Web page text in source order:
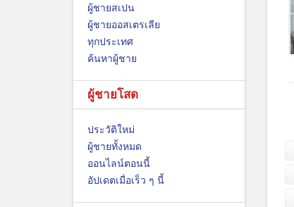
ผู้ชายสเปน
ผู้ชายออสเตรเลีย
ทุกประเทศ
ค้นหาผู้ชาย
ผู้ชายโสด
ประวัติใหม่
ผู้ชายทั้งหมด
ออนไลน์ตอนนี้
อัปเดตเมื่อเร็ว ๆ นี้